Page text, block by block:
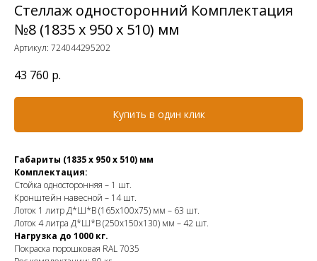
Стеллаж односторонний Комплектация
№8 (1835 х 950 х 510) мм
Артикул: 724044295202
43 760 р.
Купить в один клик
Габариты (1835 х 950 х 510) мм
Комплектация:
Стойка односторонняя – 1 шт.
Кронштейн навесной – 14 шт.
Лоток 1 литр Д*Ш*В (165х100х75) мм – 63 шт.
Лоток 4 литра Д*Ш*В (250х150х130) мм – 42 шт.
Нагрузка до 1000 кг.
Покраска порошковая RAL 7035